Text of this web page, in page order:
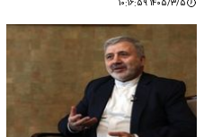
۱۴۰۵/۳/۵ ۱۰:۱۶:۵۹